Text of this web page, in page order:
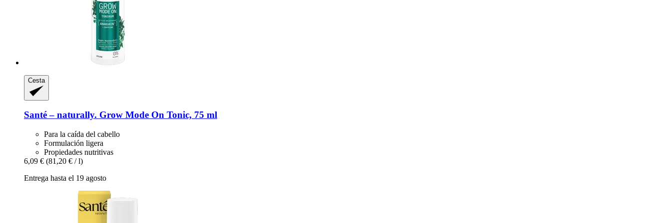
Cesta
Santé – naturally. Grow Mode On Tonic, 75 ml
Para la caída del cabello
Formulación ligera
Propiedades nutritivas
6,09 € (81,20 € / l)
Entrega hasta el 19 agosto